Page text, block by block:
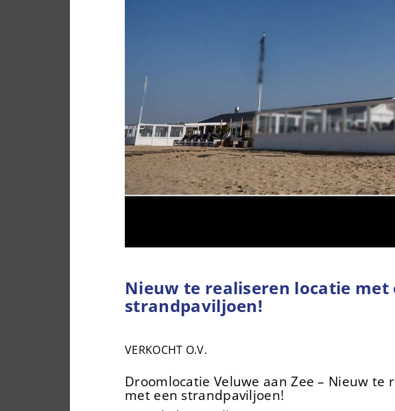
Nieuw te realiseren locatie met
strandpaviljoen!
VERKOCHT O.V.
Droomlocatie Veluwe aan Zee – Nieuw te
met een strandpaviljoen!